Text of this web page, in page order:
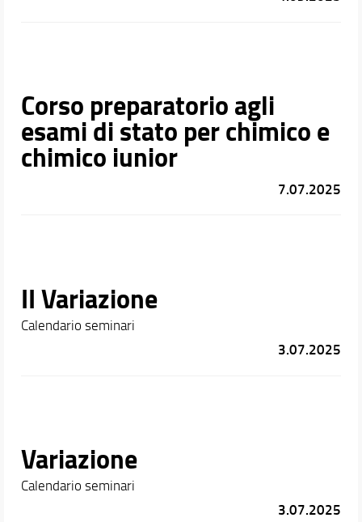
Corso preparatorio agli
esami di stato per chimico e
chimico iunior
7.07.2025
II Variazione
Calendario seminari
3.07.2025
Variazione
Calendario seminari
3.07.2025